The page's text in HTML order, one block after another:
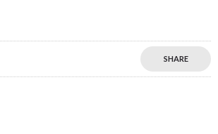
SHARE